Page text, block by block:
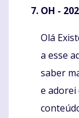
OH -
Olá
a esse
saber
e adorei